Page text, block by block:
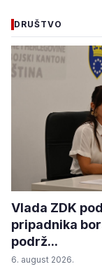
DRUŠTVO
Vlada ZDK
pripadnika
podrž...
6. august 2026.